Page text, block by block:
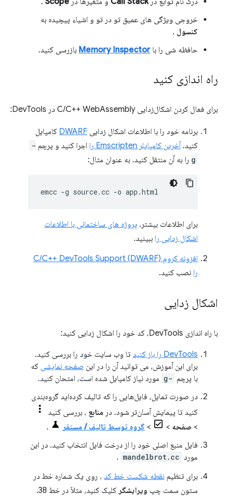
خروجی ویژگی های عمیق تو در تو و اشیاء پیچیده به
کنسول .
حافظه شی را با Memory Inspector بازرسی کنید.
راه اندازی کنید
برای فعال کردن اشکال‌زدایی C/C++ WebAssembly در DevTools:
برنامه خود را با اطلاعات اشکال زدایی DWARF کامپایل
کنید. آخرین کامپایلر Emscripten را اجرا کنید و پرچم -
g را به آن منتقل کنید. به عنوان مثال:
emcc -g source.cc -o
برای اطلاعات بیشتر، پروژه های ساختمانی با اطلاعات
اشکال زدایی را ببینید.
افزونه کروم C/C++ DevTools Support (DWARF)
را نصب کنید.
اشکال زدایی
با راه اندازی DevTools، کد خود را اشکال زدایی کنید:
DevTools را باز کنید
تا وب سایت خود را بررسی کنید.
برای این آموزش، می توانید آن را در این صفحه نمایشی که
با پرچم -g
مورد نیاز کامپایل شده است، امتحان کنید.
در صورت تمایل، فایل‌هایی را که تالیف کرده‌اید گروه‌بندی
کنید تا پیمایش آسان‌تر شود. در منابع ، بررسی کنید
> صفحه >
> گروه توسط تالیف / مستقر
.
فایل منبع اصلی خود را از درخت فایل انتخاب کنید. در این
مورد mandelbrot.cc
.
برای تنظیم نقطه شکست خط کد ، روی یک شماره خط در
ستون سمت چپ ویرایشگر کلیک کنید، مثلاً در خط 38.